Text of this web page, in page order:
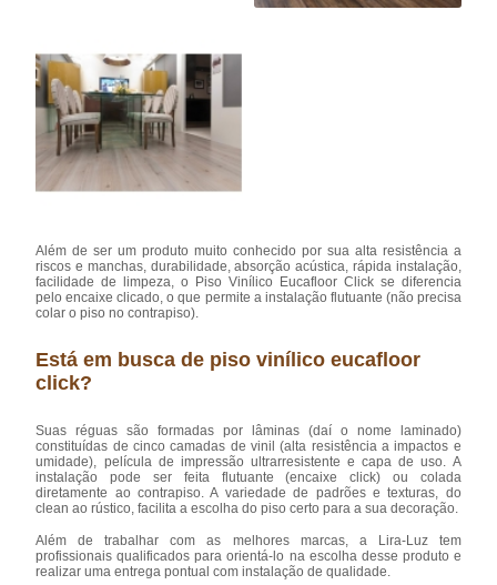
Além de ser um produto muito conhecido por sua alta resistência a
riscos e manchas, durabilidade, absorção acústica, rápida instalação,
facilidade de limpeza, o Piso Vinílico Eucafloor Click se diferencia
pelo encaixe clicado, o que permite a instalação flutuante (não precisa
colar o piso no contrapiso).
Está em busca de piso vinílico eucafloor
click?
Suas réguas são formadas por lâminas (daí o nome laminado)
constituídas de cinco camadas de vinil (alta resistência a impactos e
umidade), película de impressão ultrarresistente e capa de uso. A
instalação pode ser feita flutuante (encaixe click) ou colada
diretamente ao contrapiso. A variedade de padrões e texturas, do
clean ao rústico, facilita a escolha do piso certo para a sua decoração.
Além de trabalhar com as melhores marcas, a Lira-Luz tem
profissionais qualificados para orientá-lo na escolha desse produto e
realizar uma entrega pontual com instalação de qualidade.